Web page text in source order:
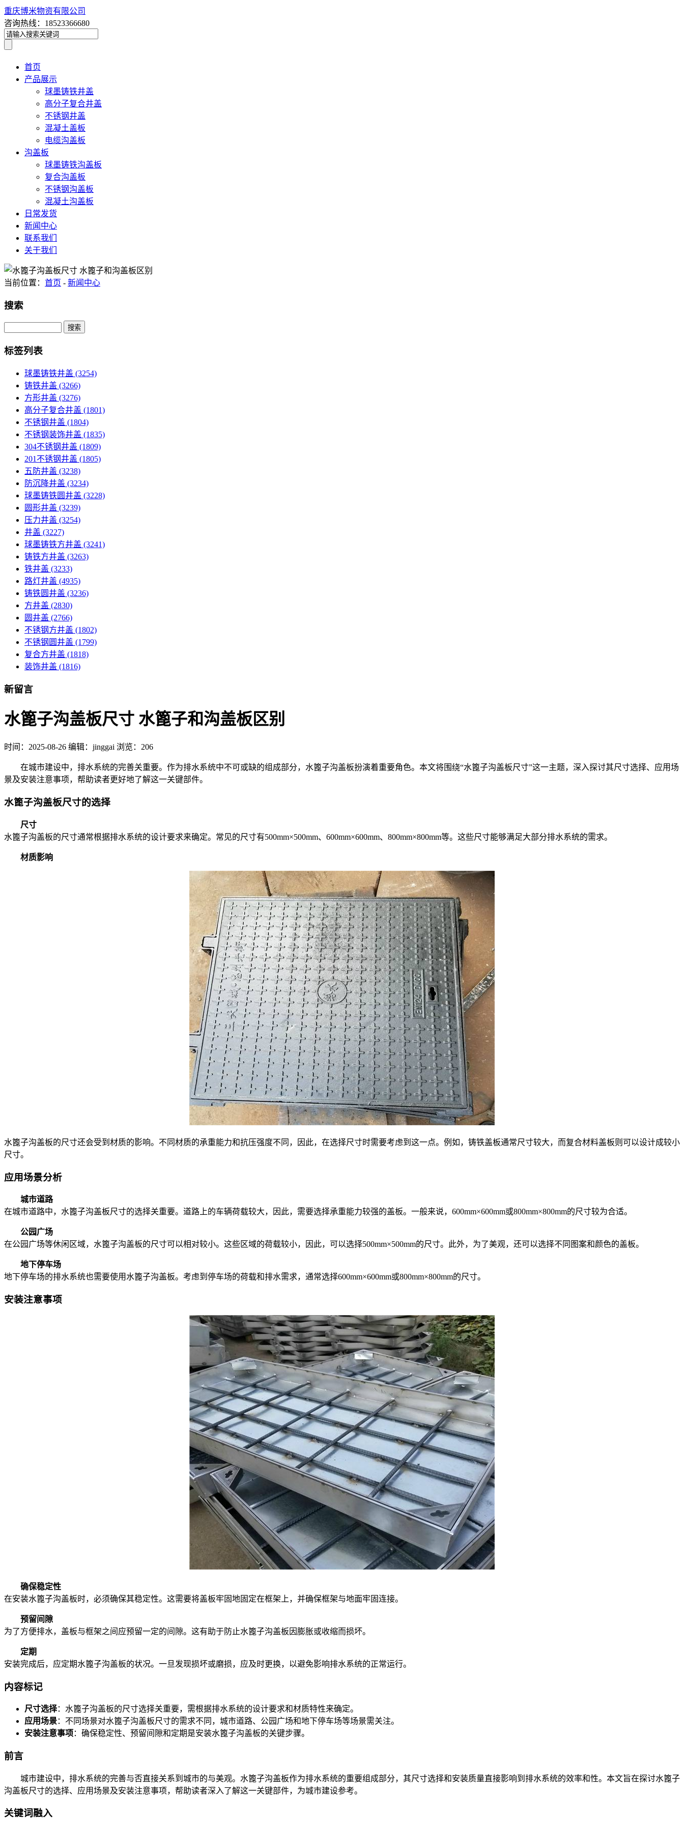
重庆博米物资有限公司
咨询热线：18523366680
首页
产品展示
球墨铸铁井盖
高分子复合井盖
不锈钢井盖
混凝土盖板
电缆沟盖板
沟盖板
球墨铸铁沟盖板
复合沟盖板
不锈钢沟盖板
混凝土沟盖板
日常发货
新闻中心
联系我们
关于我们
当前位置： 首页 - 新闻中心
搜索
Search
标签列表
球墨铸铁井盖 (3254)
铸铁井盖 (3266)
方形井盖 (3276)
高分子复合井盖 (1801)
不锈钢井盖 (1804)
不锈钢装饰井盖 (1835)
304不锈钢井盖 (1809)
201不锈钢井盖 (1805)
五防井盖 (3238)
防沉降井盖 (3234)
球墨铸铁圆井盖 (3228)
圆形井盖 (3239)
压力井盖 (3254)
井盖 (3227)
球墨铸铁方井盖 (3241)
铸铁方井盖 (3263)
铁井盖 (3233)
路灯井盖 (4935)
铸铁圆井盖 (3236)
方井盖 (2830)
圆井盖 (2766)
不锈钢方井盖 (1802)
不锈钢圆井盖 (1799)
复合方井盖 (1818)
装饰井盖 (1816)
新留言
水篦子沟盖板尺寸 水篦子和沟盖板区别
时间： 2025-08-26 编辑：jinggai 浏览：206
在城市建设中，排水系统的完善关重要。作为排水系统中不可或缺的组成部分，水篦子沟盖板扮演着重要角色。本文将围绕“水篦子沟盖板尺寸”这一主题，深入探讨其尺寸选择、应用场
景及安装注意事项，帮助读者更好地了解这一关键部件。
水篦子沟盖板尺寸的选择
尺寸
水篦子沟盖板的尺寸通常根据排水系统的设计要求来确定。常见的尺寸有500mm×500mm、600mm×600mm、800mm×800mm等。这些尺寸能够满足大部分排水系统的需求。
材质影响
水篦子沟盖板的尺寸还会受到材质的影响。不同材质的承重能力和抗压强度不同，因此，在选择尺寸时需要考虑到这一点。例如，铸铁盖板通常尺寸较大，而复合材料盖板则可以设计成较小
尺寸。
应用场景分析
城市道路
在城市道路中，水篦子沟盖板尺寸的选择关重要。道路上的车辆荷载较大，因此，需要选择承重能力较强的盖板。一般来说，600mm×600mm或800mm×800mm的尺寸较为合适。
公园广场
在公园广场等休闲区域，水篦子沟盖板的尺寸可以相对较小。这些区域的荷载较小，因此，可以选择500mm×500mm的尺寸。此外，为了美观，还可以选择不同图案和颜色的盖板。
地下停车场
地下停车场的排水系统也需要使用水篦子沟盖板。考虑到停车场的荷载和排水需求，通常选择600mm×600mm或800mm×800mm的尺寸。
安装注意事项
确保稳定性
在安装水篦子沟盖板时，必须确保其稳定性。这需要将盖板牢固地固定在框架上，并确保框架与地面牢固连接。
预留间隙
为了方便排水，盖板与框架之间应预留一定的间隙。这有助于防止水篦子沟盖板因膨胀或收缩而损坏。
定期
安装完成后，应定期水篦子沟盖板的状况。一旦发现损坏或磨损，应及时更换，以避免影响排水系统的正常运行。
内容标记
尺寸选择：水篦子沟盖板的尺寸选择关重要，需根据排水系统的设计要求和材质特性来确定。
应用场景：不同场景对水篦子沟盖板尺寸的需求不同，城市道路、公园广场和地下停车场等场景需关注。
安装注意事项 ：确保稳定性、预留间隙和定期是安装水篦子沟盖板的关键步骤。
前言
城市建设中，排水系统的完善与否直接关系到城市的与美观。水篦子沟盖板作为排水系统的重要组成部分，其尺寸选择和安装质量直接影响到排水系统的效率和性。本文旨在探讨水篦子
沟盖板尺寸的选择、应用场景及安装注意事项，帮助读者深入了解这一关键部件，为城市建设参考。
关键词融入